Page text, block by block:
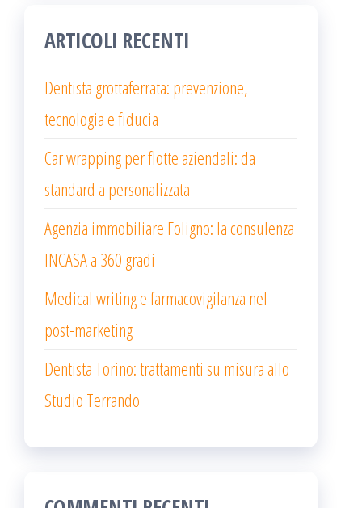
ARTICOLI RECENTI
Dentista grottaferrata: prevenzione,
tecnologia e fiducia
Car wrapping per flotte aziendali: da
standard a personalizzata
Agenzia immobiliare Foligno: la consulenza
INCASA a 360 gradi
Medical writing e farmacovigilanza nel
post-marketing
Dentista Torino: trattamenti su misura allo
Studio Terrando